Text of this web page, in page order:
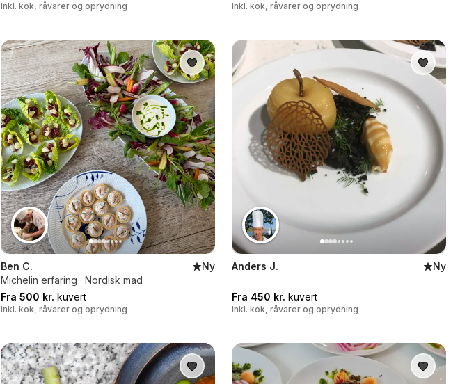
Inkl. kok, råvarer og oprydning Inkl. kok, råvarer og oprydning
Ben C.
Ny
Michelin erfaring · Nordisk mad
Fra 500 kr. kuvert
Inkl. kok, råvarer og oprydning
Anders J. Ny
Fra 450 kr. kuvert
Inkl. kok, råvarer og oprydning